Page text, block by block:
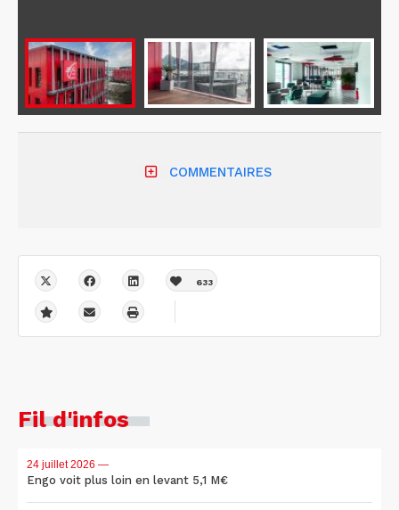
COMMENTAIRES
633
Fil d'infos
24 juillet 2026 —
Engo voit plus loin en levant 5,1 M€